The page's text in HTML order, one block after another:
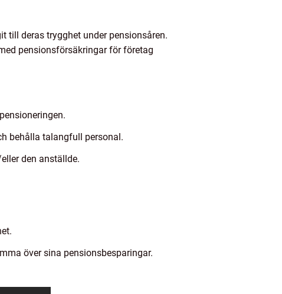
till deras trygghet under pensionsåren.
pensionsförsäkringar för företag
behålla talangfull personal.
den anställde.
över sina pensionsbesparingar.